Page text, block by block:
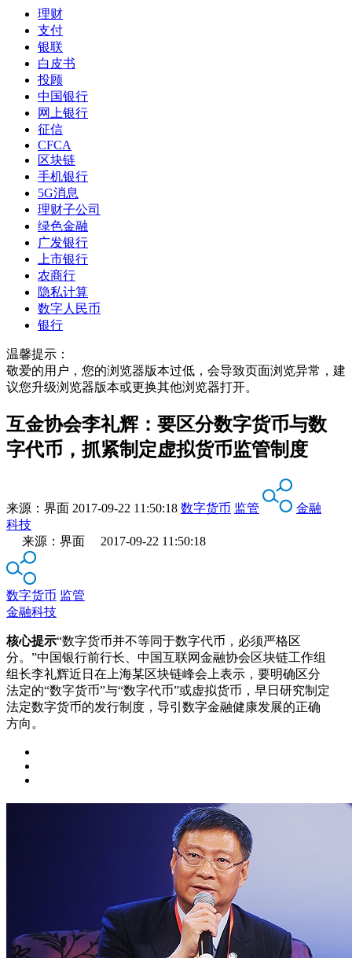
理财
支付
银联
白皮书
投顾
中国银行
网上银行
征信
CFCA
区块链
手机银行
5G消息
理财子公司
绿色金融
广发银行
上市银行
农商行
隐私计算
数字人民币
银行
温馨提示：
敬爱的用户，您的浏览器版本过低，会导致页面浏览异常，建
议您升级浏览器版本或更换其他浏览器打开。
互金协会李礼辉：要区分数字货币与数
字代币，抓紧制定虚拟货币监管制度
来源： 界面 2017-09-22 11:50:18 数字货币 监管
金融
科技
来源：界面 2017-09-22 11:50:18
数字货币 监管
金融科技
核心提示“数字货币并不等同于数字代币，必须严格区
分。”中国银行前行长、中国互联网金融协会区块链工作组
组长李礼辉近日在上海某区块链峰会上表示，要明确区分
法定的“数字货币”与“数字代币”或虚拟货币，早日研究制定
法定数字货币的发行制度，导引数字金融健康发展的正确
方向。